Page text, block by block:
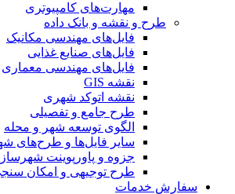
مهارت‌های کامپیوتری
طرح و نقشه و بانک داده
فایل‌های مهندسی مکانیک
فایل‌های صنایع غذایی
فایل‌های مهندسی معماری
نقشه GIS
نقشه اتوکد شهری
طرح جامع و تفصیلی
الگوی توسعه شهر و محله
سایر فایل‌ها و طرح‌های شهری
جزوه و پاورپوینت شهرسازی
طرح توجیهی و امکان سنجی
سفارش خدمات